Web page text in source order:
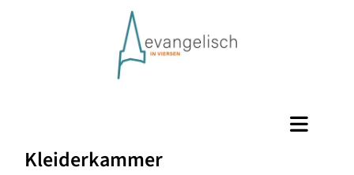
Kleiderkammer